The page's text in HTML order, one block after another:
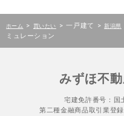
ホーム > 買いたい > 一戸建て > 新潟県
ミュレーション
みずほ不
宅建免許番号：
第二種金融商品取引業登